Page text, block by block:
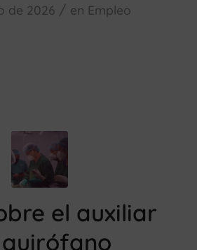
de 2026 / en Empleo
el auxiliar